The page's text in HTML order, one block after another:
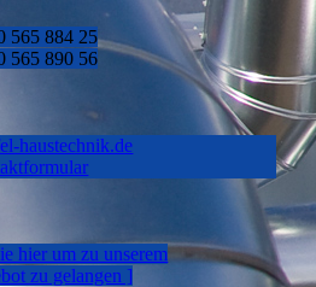
565 884 25
565 890 56
haustechnik.de
hier um zu un­se­rem
zu gelangen ]